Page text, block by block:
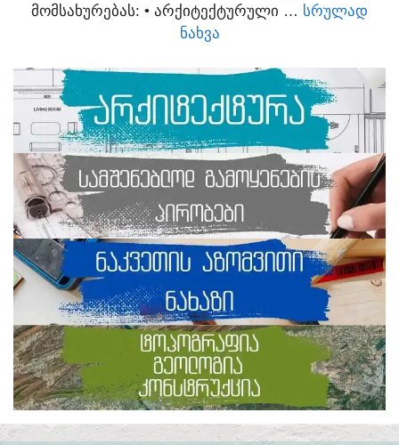
ᲛᲝᲛᲡᲐᲮᲣᲠᲔᲑᲐᲡ:​ • ᲐᲠᲥᲘᲢᲔᲥᲢᲣᲠᲣᲚᲘ … ᲡᲠᲣᲚᲐᲓ
ᲜᲐᲮᲕᲐ